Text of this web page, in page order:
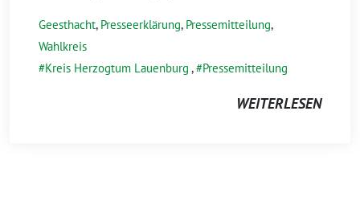
Geesthacht, Presseerklärung, Pressemitteilung,
Wahlkreis
Kreis Herzogtum Lauenburg , Pressemitteilung
WEITERLESEN